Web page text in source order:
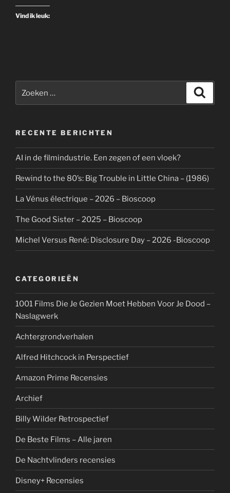
2024
Bioscoop”
Vind ik leuk:
naar:
RECENTE BERICHTEN
AI in de filmindustrie. Een zegen of een vloek?
Rewind to the 80’s: Big Trouble in Little China – (1986)
La Vénus électrique – 2026 – Bioscoop
The Good Sister – 2025 – Bioscoop
Michel Versus René: Disclosure Day – 2026 -Bioscoop
CATEGORIEËN
1001 Films Die Je Gezien Moet Hebben Voor Je Dood –
Naslagwerk
Achtergrondverhalen
Alfred Hitchcock in Perspectief
Amazon Prime Recensies
Archief
Billy Wilder Retrospectief
De Beste Films – Alle jaren
De Nachtvlinders recensies
Disney+ Recensies